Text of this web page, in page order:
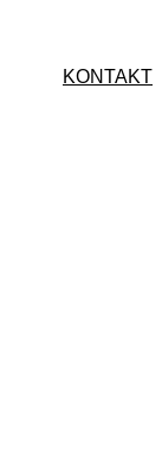
KONTAKT